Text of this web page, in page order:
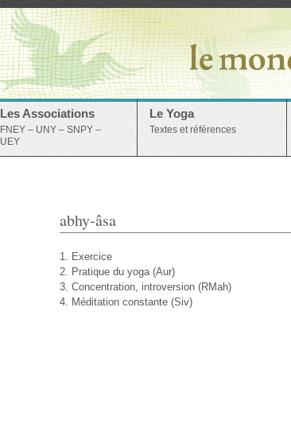
Les Associations
FNEY – UNY – SNPY –
UEY
Le Yoga
Textes et références
abhy-âsa
1. Exercice
2. Pratique du yoga (Aur)
3. Concentration, introversion (RMah)
4. Méditation constante (Siv)